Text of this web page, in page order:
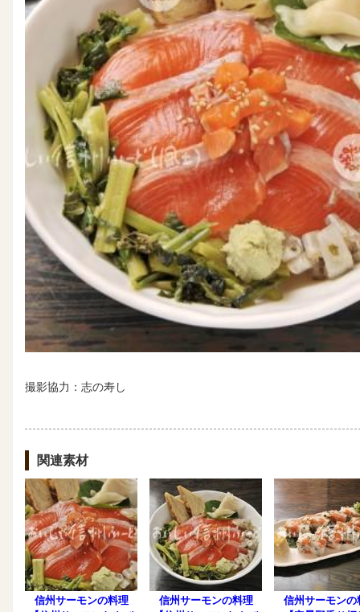
撮影協力：志の寿し
関連素材
信州サーモンの料理
信州サーモンの料理
信州サーモンの